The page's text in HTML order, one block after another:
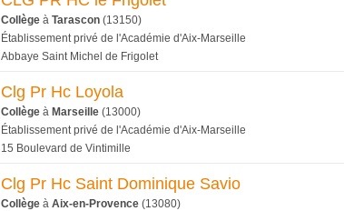
Collège à Tarascon (13150)
Établissement privé de l'Académie d'Aix-Marseille
Abbaye Saint Michel de Frigolet
Clg Pr Hc Loyola
Collège à Marseille (13000)
Établissement privé de l'Académie d'Aix-Marseille
15 Boulevard de Vintimille
Clg Pr Hc Saint Dominique Savio
Collège à Aix-en-Provence (13080)